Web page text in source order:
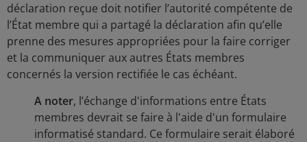
déclaration reçue doit notifier l’autorité compétente de
l’État membre qui a partagé la déclaration afin qu’elle
prenne des mesures appropriées pour la faire corriger
et la communiquer aux autres États membres
concernés la version rectifiée le cas échéant.
A noter, l’échange d'informations entre États
membres devrait se faire à l'aide d'un formulaire
informatisé standard. Ce formulaire serait élaboré